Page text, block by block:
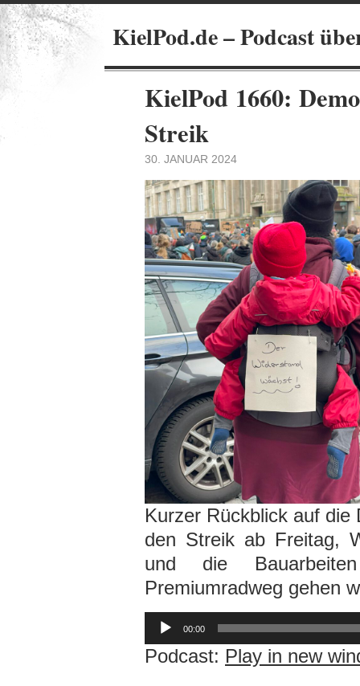
KielPod.de – Podcast
KielPod 1660:
Streik
30. JANUAR 2024
Kurzer Rückblick auf
den Streik ab Freitag,
und die
Premiumradweg gehen
Player
00:00
Podcast: Play in new